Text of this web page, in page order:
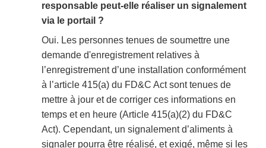
responsable peut-elle réaliser un signalement
via le portail ?
Oui. Les personnes tenues de soumettre une
demande d'enregistrement relatives à
l’enregistrement d’une installation conformément
à l’article 415(a) du FD&C Act sont tenues de
mettre à jour et de corriger ces informations en
temps et en heure (Article 415(a)(2) du FD&C
Act). Cependant, un signalement d’aliments à
signaler pourra être réalisé, et exigé, même si les